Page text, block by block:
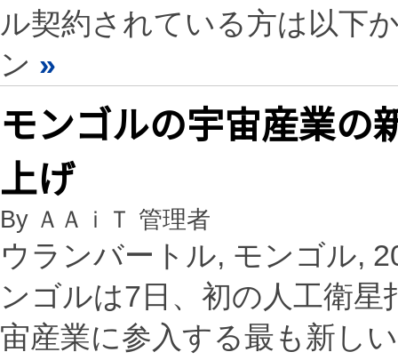
ル契約されている方は以下
ン »
モンゴルの宇宙産業の
上げ
By ＡＡｉＴ 管理者
ウランバートル, モンゴル,
ンゴルは7日、初の人工衛
宙産業に参入する最も新し